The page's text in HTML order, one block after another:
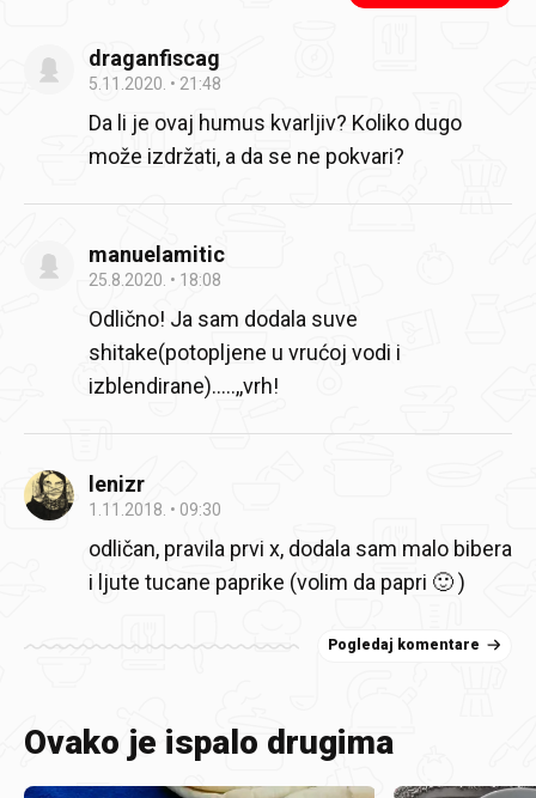
draganfiscag
5.11.2020. 21:48
Da li je ovaj humus kvarljiv? Koliko dugo
može izdržati, a da se ne pokvari?
manuelamitic
25.8.2020. 18:08
Odlično! Ja sam dodala suve
shitake(potopljene u vrućoj vodi i
izblendirane).....,,vrh!
lenizr
1.11.2018. 09:30
odličan, pravila prvi x, dodala sam malo bibera
i ljute tucane paprike (volim da papri 🙂 )
Pogledaj komentare
Ovako je ispalo drugima